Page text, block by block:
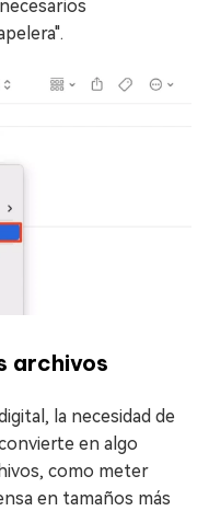
archivos
la necesidad de
en algo
como meter
en tamaños más